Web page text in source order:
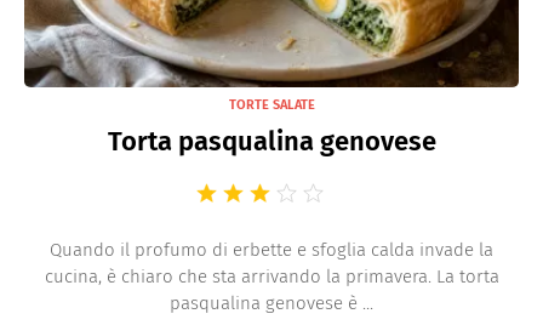
TORTE SALATE
Torta pasqualina genovese
Quando il profumo di erbette e sfoglia calda invade la
cucina, è chiaro che sta arrivando la primavera. La torta
pasqualina genovese è ...